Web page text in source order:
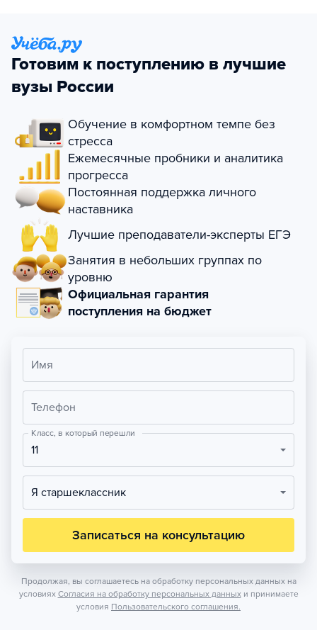
Готовим к поступлению в лучшие
вузы России
Обучение в комфортном темпе без
стресса
Ежемесячные пробники и аналитика
прогресса
Постоянная поддержка личного
наставника
Лучшие преподаватели-эксперты ЕГЭ
Занятия в небольших группах по
уровню
Официальная гарантия
поступления на бюджет
Имя
Телефон
Класс, в который перешли
11
Я старшеклассник
Записаться на консультацию
Продолжая, вы соглашаетесь на обработку персональных данных на
условиях Согласия на обработку персональных данных и принимаете
условия Пользовательского соглашения.